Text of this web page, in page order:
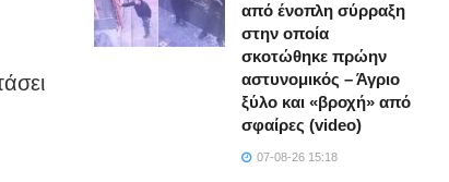
από ένοπλη σύρραξη
στην οποία
σκοτώθηκε πρώην
αστυνομικός – Άγριο
ξύλο και «βροχή» από
σφαίρες (video)
07-08-26 15:18